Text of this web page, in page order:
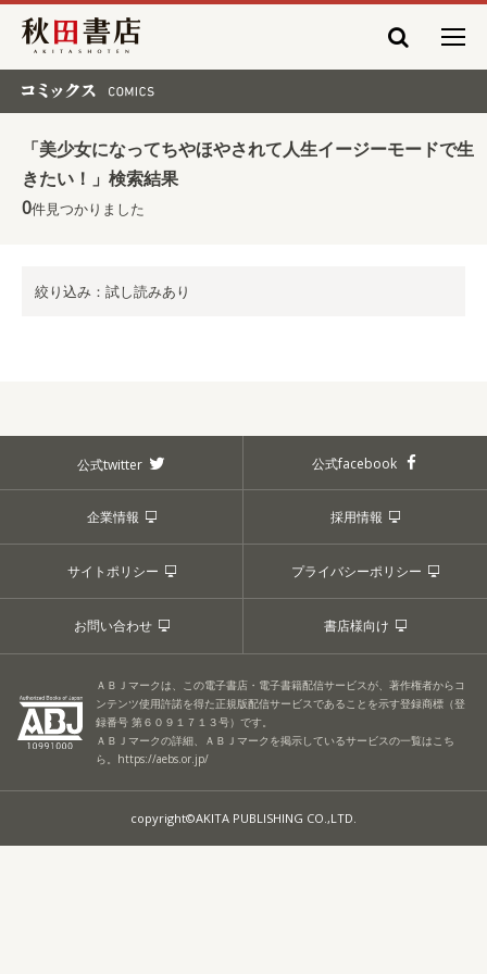
秋田書店
「美少女になってちやほやされて人生イージーモードで生
きたい！」検索結果
0件見つかりました
絞り込み：試し読みあり
公式twitter 公式facebook
企業情報 採用情報
サイトポリシー プライバシーポリシー
お問い合わせ 書店様向け
ＡＢＪマークは、この電子書店・電子書籍配信サービスが、著作権者からコ
ンテンツ使用許諾を得た正規版配信サービスであることを示す登録商標（登
録番号 第６０９１７１３号）です。
ＡＢＪマークの詳細、ＡＢＪマークを掲示しているサービスの一覧はこち
ら。 https://aebs.or.jp/
copyright©AKITA PUBLISHING CO.,LTD.